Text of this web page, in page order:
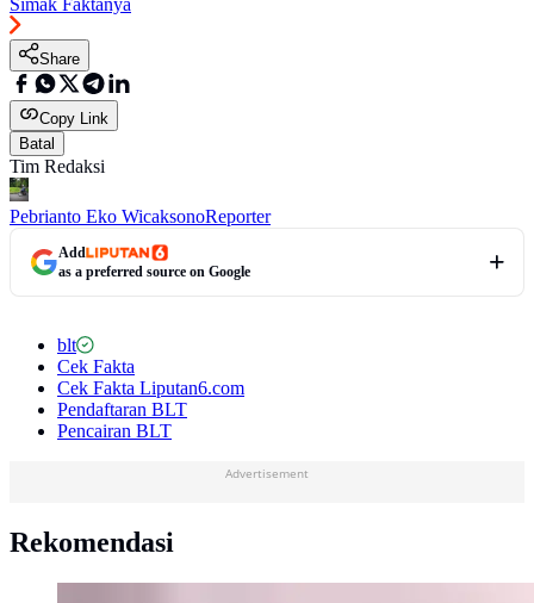
Share
Copy Link
Batal
Tim Redaksi
Pebrianto Eko WicaksonoReporter
Add
as a preferred source on Google
blt
Cek Fakta
Cek Fakta Liputan6.com
Pendaftaran BLT
Pencairan BLT
Advertisement
Rekomendasi